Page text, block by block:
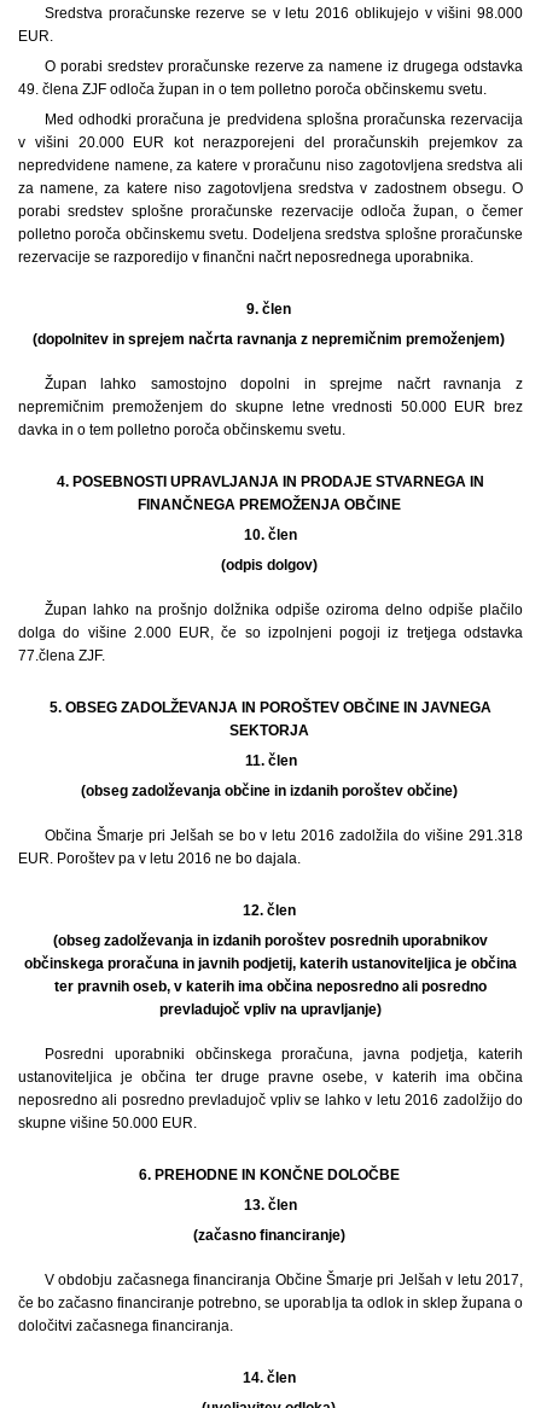
Sredstva proračunske rezerve se v letu 2016 oblikujejo v višini 98.000
EUR.
O porabi sredstev proračunske rezerve za namene iz drugega odstavka
49. člena ZJF odloča župan in o tem polletno poroča občinskemu svetu.
Med odhodki proračuna je predvidena splošna proračunska rezervacija
v višini 20.000 EUR kot nerazporejeni del proračunskih prejemkov za
nepredvidene namene, za katere v proračunu niso zagotovljena sredstva ali
za namene, za katere niso zagotovljena sredstva v zadostnem obsegu. O
porabi sredstev splošne proračunske rezervacije odloča župan, o čemer
polletno poroča občinskemu svetu. Dodeljena sredstva splošne proračunske
rezervacije se razporedijo v finančni načrt neposrednega uporabnika.
9. člen
(dopolnitev in sprejem načrta ravnanja z nepremičnim premoženjem)
Župan lahko samostojno dopolni in sprejme načrt ravnanja z
nepremičnim premoženjem do skupne letne vrednosti 50.000 EUR brez
davka in o tem polletno poroča občinskemu svetu.
4. POSEBNOSTI UPRAVLJANJA IN PRODAJE STVARNEGA IN
FINANČNEGA PREMOŽENJA OBČINE
10. člen
(odpis dolgov)
Župan lahko na prošnjo dolžnika odpiše oziroma delno odpiše plačilo
dolga do višine 2.000 EUR, če so izpolnjeni pogoji iz tretjega odstavka
77.člena ZJF.
5. OBSEG ZADOLŽEVANJA IN POROŠTEV OBČINE IN JAVNEGA
SEKTORJA
11. člen
(obseg zadolževanja občine in izdanih poroštev občine)
Občina Šmarje pri Jelšah se bo v letu 2016 zadolžila do višine 291.318
EUR. Poroštev pa v letu 2016 ne bo dajala.
12. člen
(obseg zadolževanja in izdanih poroštev posrednih uporabnikov
občinskega proračuna in javnih podjetij, katerih ustanoviteljica je občina
ter pravnih oseb, v katerih ima občina neposredno ali posredno
prevladujoč vpliv na upravljanje)
Posredni uporabniki občinskega proračuna, javna podjetja, katerih
ustanoviteljica je občina ter druge pravne osebe, v katerih ima občina
neposredno ali posredno prevladujoč vpliv se lahko v letu 2016 zadolžijo do
skupne višine 50.000 EUR.
6. PREHODNE IN KONČNE DOLOČBE
13. člen
(začasno financiranje)
V obdobju začasnega financiranja Občine Šmarje pri Jelšah v letu 2017,
če bo začasno financiranje potrebno, se uporablja ta odlok in sklep župana o
določitvi začasnega financiranja.
14. člen